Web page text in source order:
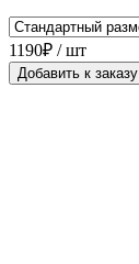
1190₽ / шт
Добавить к заказу